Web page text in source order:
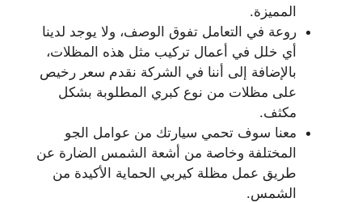
المميزة.
روعة في التعامل تفوق الوصف، ولا يوجد لدينا
أي خلل في أعمال تركيب مثل هذه المظلات،
بالإضافة إلى أننا في الشركة نقدم سعر رخيص
على مظلات من نوع كبري المطلوبة بشكل
مكثف.
معنا سوف تحمي سيارتك من عوامل الجو
المختلفة وخاصة من أشعة الشمس الضارة عن
طريق عمل مظلة كيربي الحماية الأكيدة من
الشمس.